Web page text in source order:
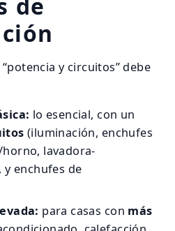
y circuitos” debe
lo esencial, con un
(iluminación, enchufes
lavadora-
y enchufes de
para casas con más